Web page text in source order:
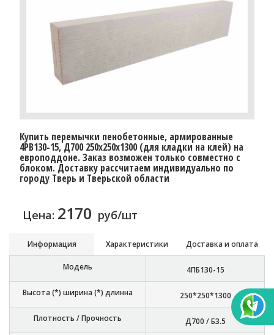
Купить перемычки пенобетонные, армированные
4PB130-15, Д700 250х250х1300 (для кладки на клей) на
европоддоне. Заказ возможен только совместно с
блоком. Доставку расcчитаем индивидуально по
городу Тверь и Тверьской области
Цена: 2170 руб/шт
Информация Характеристики Доставка и оплата
Модель 4ПБ130-15
Высота (*) ширина (*) длинна 250*250*1300
Плотность / Прочность Д700 / Б3.5